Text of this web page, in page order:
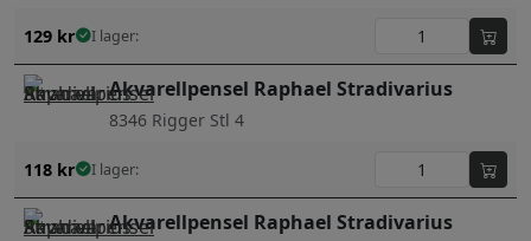
129 kr I lager:
Akvarellpensel Raphael Stradivarius
8346 Rigger Stl 4
118 kr I lager:
Akvarellpensel Raphael Stradivarius